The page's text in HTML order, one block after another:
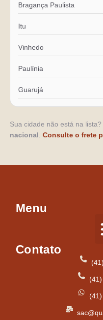
Bragança Paulista
Itu
Vinhedo
Paulínia
Guarujá
Sua cidade não está na
nacional Consulte o frete
Menu
Contato